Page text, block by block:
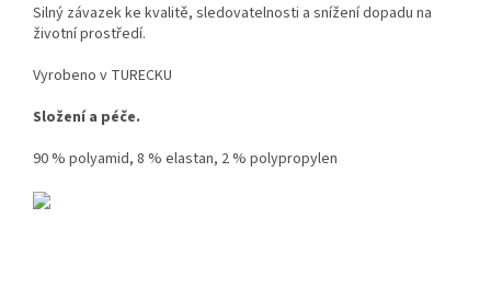
Silný závazek ke kvalitě, sledovatelnosti a snížení dopadu na
životní prostředí.
Vyrobeno v TURECKU
Složení a péče.
90 % polyamid, 8 % elastan, 2 % polypropylen